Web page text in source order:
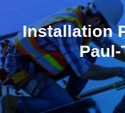
Installation
Paul-